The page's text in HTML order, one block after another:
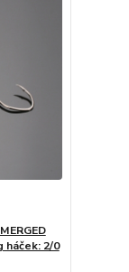
háček: 2/0